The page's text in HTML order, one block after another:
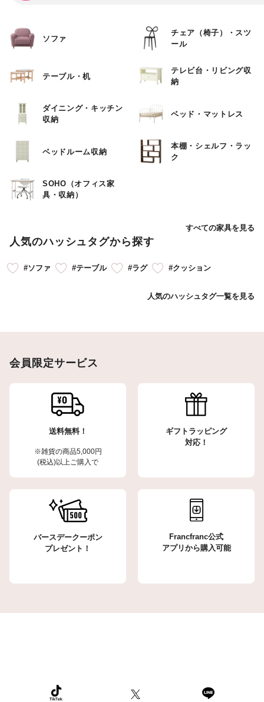
ソファ
チェア（椅子）・スツ
ール
テーブル・机
テレビ台・リビング収
納
ダイニング・キッチン
収納
ベッド・マットレス
ベッドルーム収納
本棚・シェルフ・ラッ
ク
SOHO（オフィス家
具・収納）
すべての家具を見る
人気のハッシュタグから探す
#ソファ #テーブル #ラグ #クッション
人気のハッシュタグ一覧を見る
会員限定サービス
送料無料！
※雑貨の商品5,000円
(税込)以上ご購入で
ギフトラッピング
対応！
バースデークーポン
プレゼント！
Francfranc公式
アプリから購入可能